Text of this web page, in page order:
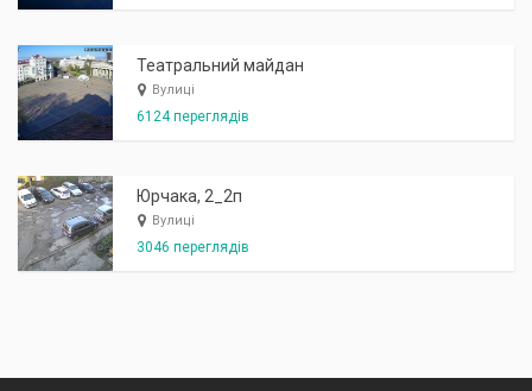
Театральний майдан
Вулиці
6124 переглядів
Юрчака, 2_2п
Вулиці
3046 переглядів